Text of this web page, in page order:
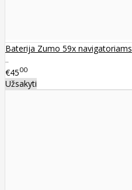
Baterija Zumo 59x navigatoriams
..
€4500
Užsakyti